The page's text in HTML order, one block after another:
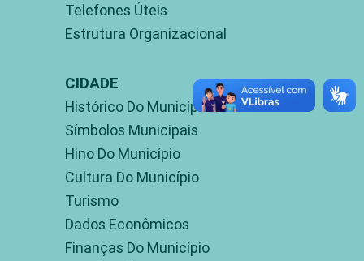
Telefones Úteis
Estrutura Organizacional
CIDADE
Histórico Do Município
Símbolos Municipais
Hino Do Município
Cultura Do Município
Turismo
Dados Econômicos
Finanças Do Município